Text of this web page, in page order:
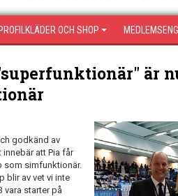
PROFILKLÄDER OCH SHOP
är
godkänd av
att Pia får
som simfunktionär.
blir av vet vi inte
vara starter på